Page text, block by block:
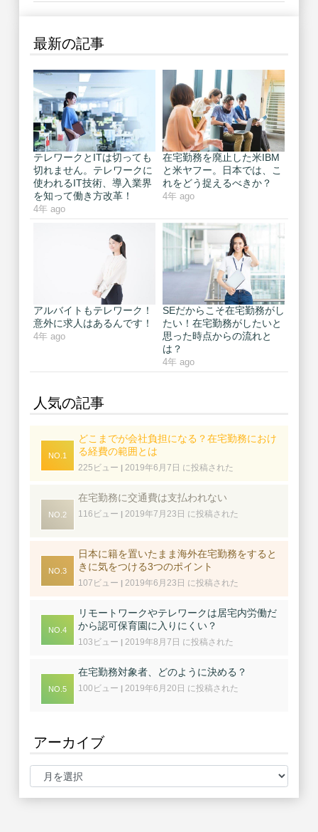
最新の記事
テレワークとITは切っても
切れません。テレワークに
使われるIT技術、導入業界
を知って働き方改革！
4年 ago
在宅勤務を廃止した米IBM
と米ヤフー。日本では、こ
れをどう捉えるべきか？
4年 ago
アルバイトもテレワーク！
意外に求人はあるんです！
4年 ago
SEだからこそ在宅勤務がし
たい！在宅勤務がしたいと
思った時点からの流れと
は？
4年 ago
人気の記事
どこまでが会社負担になる？在宅勤務におけ
る経費の範囲とは
225ビュー 2019年6月7日 に投稿された
在宅勤務に交通費は支払われない
116ビュー 2019年7月23日 に投稿された
日本に籍を置いたまま海外在宅勤務をすると
きに気をつける3つのポイント
107ビュー 2019年6月23日 に投稿された
リモートワークやテレワークは居宅内労働だ
から認可保育園に入りにくい？
103ビュー 2019年8月7日 に投稿された
在宅勤務対象者、どのように決める？
100ビュー 2019年6月20日 に投稿された
アーカイブ